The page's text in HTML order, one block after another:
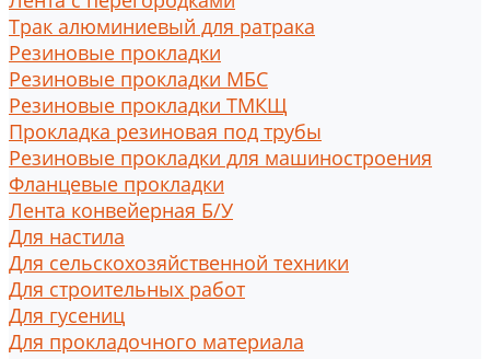
Трак алюминиевый для ратрака
Резиновые прокладки
Резиновые прокладки МБС
Резиновые прокладки ТМКЩ
Прокладка резиновая под трубы
Резиновые прокладки для машиностроения
Фланцевые прокладки
Лента конвейерная Б/У
Для настила
Для сельскохозяйственной техники
Для строительных работ
Для гусениц
Для прокладочного материала